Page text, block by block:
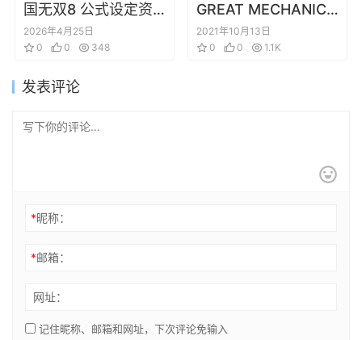
国无双8 公式设定资
料集 上
2026年4月25日
0
0 348
GREAT MECHANICS
联合军的高达和GAT
系列及奥布的机体
2021年10月13日
0
0 1.1K
发表评论
*昵称：
*邮箱：
网址：
记住昵称、邮箱和网址，下次评论免输入